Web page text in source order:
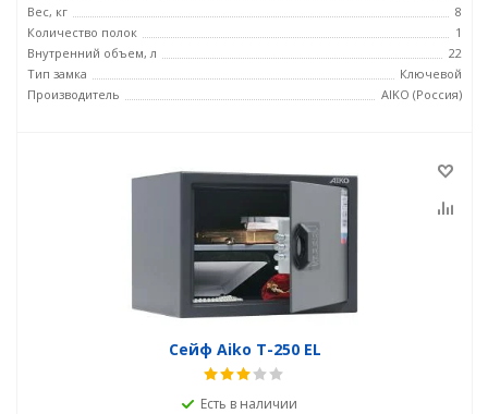
Вес, кг
8
Количество полок
1
Внутренний объем, л
22
Тип замка
Ключевой
Производитель
AIKO (Россия)
Сейф Aiko T-250 EL
Есть в наличии